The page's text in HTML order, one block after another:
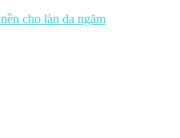
cho làn da ngăm